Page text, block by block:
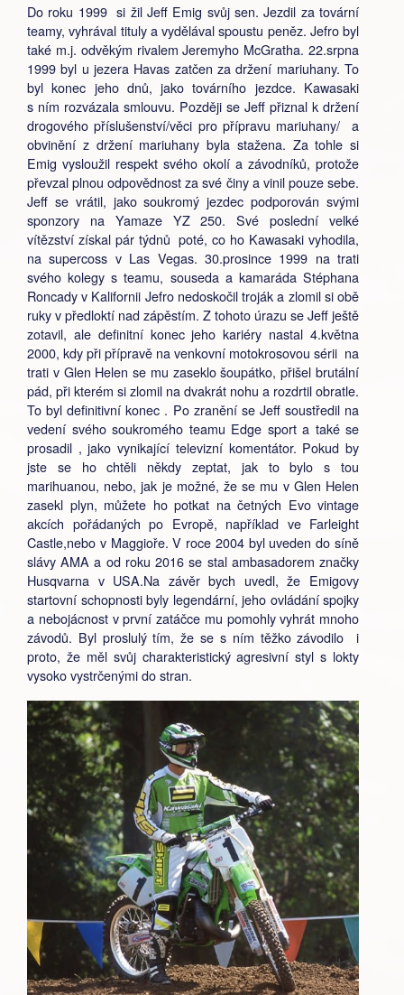
Do roku 1999 si žil Jeff Emig svůj sen. Jezdil za tovární
teamy, vyhrával tituly a vydělával spoustu peněz. Jefro byl
také m.j. odvěkým rivalem Jeremyho McGratha. 22.srpna
1999 byl u jezera Havas zatčen za držení mariuhany. To
byl konec jeho dnů, jako továrního jezdce. Kawasaki
s ním rozvázala smlouvu. Později se Jeff přiznal k držení
drogového příslušenství/věci pro přípravu mariuhany/ a
obvinění z držení mariuhany byla stažena. Za tohle si
Emig vysloužil respekt svého okolí a závodníků, protože
převzal plnou odpovědnost za své činy a vinil pouze sebe.
Jeff se vrátil, jako soukromý jezdec podporován svými
sponzory na Yamaze YZ 250. Své poslední velké
vítězství získal pár týdnů poté, co ho Kawasaki vyhodila,
na supercoss v Las Vegas. 30.prosince 1999 na trati
svého kolegy s teamu, souseda a kamaráda Stéphana
Roncady v Kalifornii Jefro nedoskočil troják a zlomil si obě
ruky v předloktí nad zápěstím. Z tohoto úrazu se Jeff ještě
zotavil, ale definitní konec jeho kariéry nastal 4.května
2000, kdy při přípravě na venkovní motokrosovou sérii na
trati v Glen Helen se mu zaseklo šoupátko, přišel brutální
pád, při kterém si zlomil na dvakrát nohu a rozdrtil obratle.
To byl definitivní konec . Po zranění se Jeff soustředil na
vedení svého soukromého teamu Edge sport a také se
prosadil , jako vynikající televizní komentátor. Pokud by
jste se ho chtěli někdy zeptat, jak to bylo s tou
marihuanou, nebo, jak je možné, že se mu v Glen Helen
zasekl plyn, můžete ho potkat na četných Evo vintage
akcích pořádaných po Evropě, například ve Farleight
Castle,nebo v Maggioře. V roce 2004 byl uveden do síně
slávy AMA a od roku 2016 se stal ambasadorem značky
Husqvarna v USA.Na závěr bych uvedl, že Emigovy
startovní schopnosti byly legendární, jeho ovládání spojky
a nebojácnost v první zatáčce mu pomohly vyhrát mnoho
závodů. Byl proslulý tím, že se s ním těžko závodilo i
proto, že měl svůj charakteristický agresivní styl s lokty
vysoko vystrčenými do stran.